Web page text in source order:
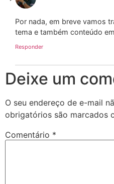
Por nada, em breve vamos
tema e também conteúdo
Responder
Deixe um
O seu endereço de e-mail
obrigatórios são marcados
Comentário *